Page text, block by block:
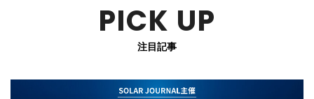
PICK UP
注目記事